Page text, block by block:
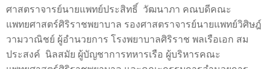
ศาสตราจารย์นายแพทย์ประสิทธิ์ วัฒนาภา คณบดีคณะ
แพทยศาสตร์ศิริราชพยาบาล รองศาสตราจารย์นายแพทย์วิศิษฎ์
วามวาณิชย์ ผู้อำนวยการ โรงพยาบาลศิริราช พลเรือเอก สม
ประสงค์ นิลสมัย ผู้บัญชาการทหารเรือ ผู้บริหารคณะ